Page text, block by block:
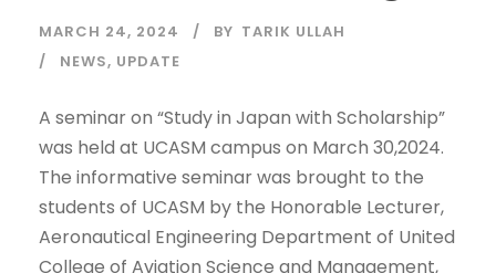
MARCH 24, 2024 BY TARIK ULLAH
NEWS, UPDATE
A seminar on “Study in Japan with Scholarship”
was held at UCASM campus on March 30,2024.
The informative seminar was brought to the
students of UCASM by the Honorable Lecturer,
Aeronautical Engineering Department of United
College of Aviation Science and Management,